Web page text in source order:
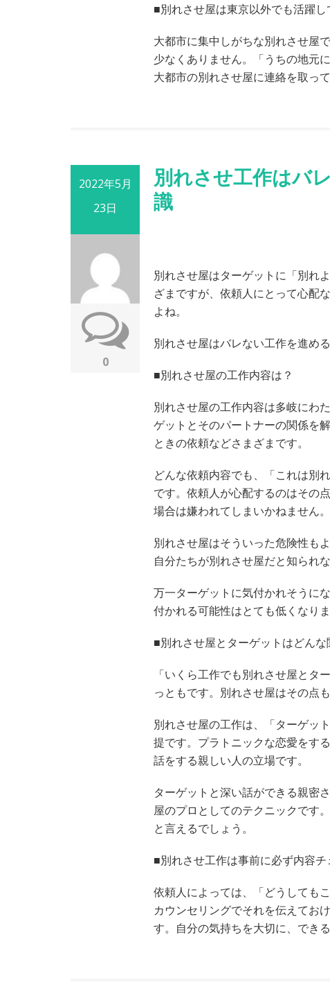
■別れさせ屋は東京以外でも活躍し
大都市に集中しがちな別れさせ屋
少なくありません。「うちの地元
大都市の別れさせ屋に連絡を取って
2022年5月
23日
0
別れさせ工作はバ
識
別れさせ屋はターゲットに「別れ
ざまですが、依頼人にとって心配
よね。
別れさせ屋はバレない工作を進め
■別れさせ屋の工作内容は？
別れさせ屋の工作内容は多岐にわ
ゲットとそのパートナーの関係を
ときの依頼などさまざまです。
どんな依頼内容でも、「これは別
です。依頼人が心配するのはその
場合は嫌われてしまいかねません。
別れさせ屋はそういった危険性も
自分たちが別れさせ屋だと知られ
万一ターゲットに気付かれそうに
付かれる可能性はとても低くなりま
■別れさせ屋とターゲットはどんな
「いくら工作でも別れさせ屋とタ
っともです。別れさせ屋はその点
別れさせ屋の工作は、「ターゲッ
提です。プラトニックな恋愛をす
話をする親しい人の立場です。
ターゲットと深い話ができる親密
屋のプロとしてのテクニックです
と言えるでしょう。
■別れさせ工作は事前に必ず内容チ
依頼人によっては、「どうしても
カウンセリングでそれを伝えてお
す。自分の気持ちを大切に、でき